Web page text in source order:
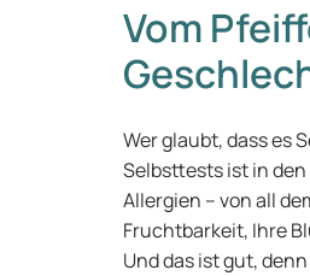
Vom
Wer glaubt, dass es
Selbsttests ist in
Allergien – von all
Fruchtbarkeit, Ihre
Und das ist gut,